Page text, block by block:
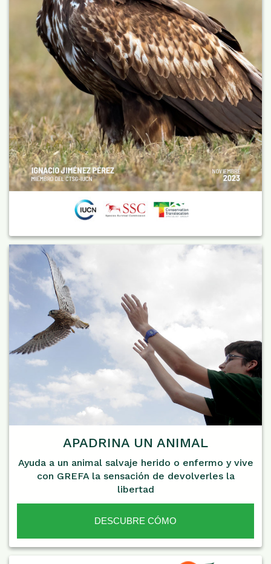
APADRINA UN ANIMAL
Ayuda a un animal salvaje herido o enfermo y vive
con GREFA la sensación de devolverles la
libertad
DESCUBRE CÓMO